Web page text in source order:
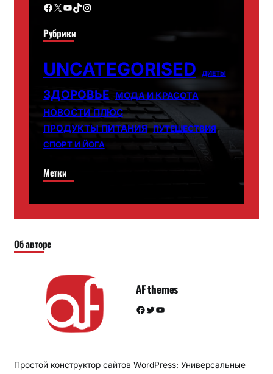
Facebook X YouTube TikTok Instagram
Рубрики
UNCATEGORISED ДИЕТЫ
ЗДОРОВЬЕ МОДА И КРАСОТА
НОВОСТИ ПЛЮС
ПРОДУКТЫ ПИТАНИЯ ПУТЕШЕСТВИЯ
СПОРТ И ЙОГА
Метки
Об авторе
AF themes
Facebook Twitter YouTube
Простой конструктор сайтов WordPress: Универсальные